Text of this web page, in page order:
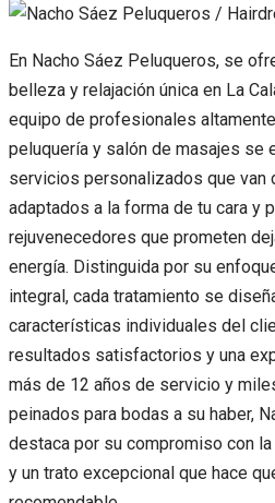
En Nacho Sáez Peluqueros, se
belleza y relajación única en La
equipo de profesionales
peluquería y salón de masajes se
servicios personalizados que
adaptados a la forma de tu cara y
rejuvenecedores que prometen
energía. Distinguida por su
integral, cada tratamiento se
características individuales del
resultados satisfactorios y una
más de 12 años de servicio y
peinados para bodas a su haber,
destaca por su compromiso con
y un trato excepcional que hace